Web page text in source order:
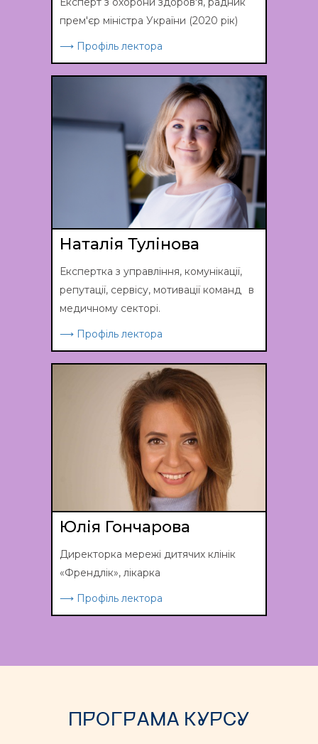
прем'єр міністра України (2020 рік)
⟶ Профіль лектора
Наталія Тулінова
Експертка з управління, комунікації,
репутації, сервісу, мотивації команд в
медичному секторі.
⟶ Профіль лектора
Юлія Гончарова
Директорка мережі дитячих клінік
«Френдлік», лікарка
⟶ Профіль лектора
ПРОГРАМА КУРСУ